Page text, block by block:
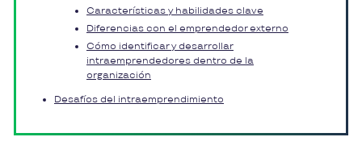
Características y habilidades clave
Diferencias con el emprendedor externo
Cómo identificar y desarrollar
intraemprendedores dentro de la
organización
Desafíos del intraemprendimiento